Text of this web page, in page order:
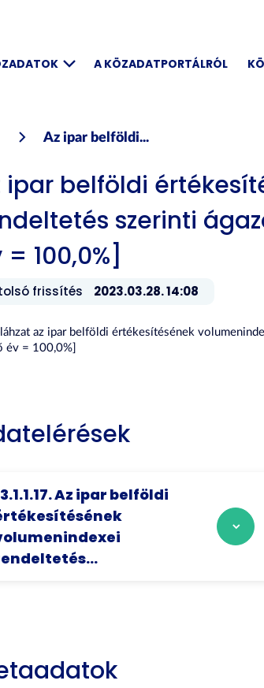
A KÖZADATPORTÁLRÓL
Az ipar belföldi...
ipar belföldi
szerinti
100,0%]
frissítés 2023.03.28. 14:08
az ipar belföldi értékesítésének
év = 100,0%]
Az ipar belföldi